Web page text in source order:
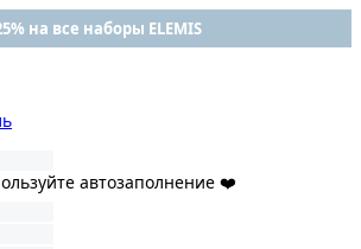
на все наборы ELEMIS
автозаполнение ❤️